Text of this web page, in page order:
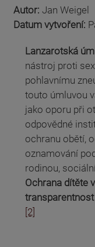
Autor: Jan Weigel
Datum vytvoření:
Lanzarotská
nástroj proti
pohlavnímu
touto úmluvou
jako oporu při
odpovědné
ochranu obětí,
oznamování
rodinou,
Ochrana dítěte
[2]